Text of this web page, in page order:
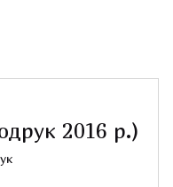
2016 р.)